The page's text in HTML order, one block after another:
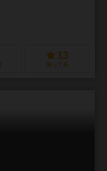
13
持ってる